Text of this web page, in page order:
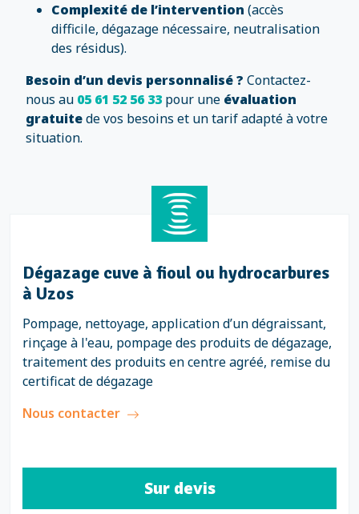
Complexité de l’intervention (accès
difficile, dégazage nécessaire, neutralisation
des résidus).
Besoin d’un devis personnalisé ? Contactez-
nous au 05 61 52 56 33 pour une évaluation
gratuitede vos besoins et un tarif adapté à votre
situation.
Dégazage cuve à fioul ou hydrocarbures
à Uzos
Pompage, nettoyage, application d’un dégraissant,
rinçage à l'eau, pompage des produits de dégazage,
traitement des produits en centre agréé, remise du
certificat de dégazage
Nous contacter
Sur devis